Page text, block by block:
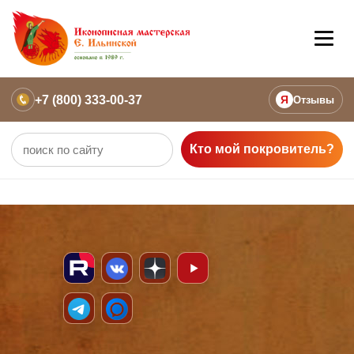
+7 (800) 333-00-37 Я Отзывы
Кто мой покровитель?